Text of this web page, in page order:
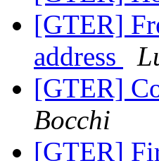
[GTER]
address
[GTER]
Bocchi
[GTER]